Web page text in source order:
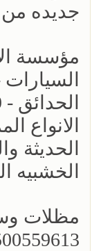
جديده من
مؤسسة
الانواع
الحديثة
الخشبيه
مظلات